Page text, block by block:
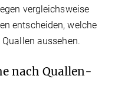
vergleichsweise
entscheiden, welche
aussehen.
nach Quallen-